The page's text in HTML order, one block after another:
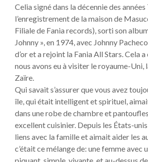
Celia signé dans la décennie des années
l’enregistrement de la maison de
Filiale de Fania records), sorti son
Johnny », en 1974, avec Johnny
d’or et a rejoint la Fania All Stars. Cela a
nous avons eu à visiter le royaume-Uni,
Zaïre.
Qui savait s’assurer que vous avez
île, qui était intelligent et spirituel,
dans une robe de chambre et
excellent cuisinier. Depuis les États-
liens avec la famille et aimait aider les
c’était ce mélange de: une femme avec